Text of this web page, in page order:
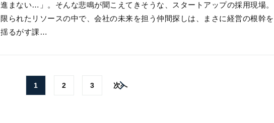
進まない…」。そんな悲鳴が聞こえてきそうな、スタートアップの採用現場。
限られたリソースの中で、会社の未来を担う仲間探しは、まさに経営の根幹を
揺るがす課…
1 2 3 次へ